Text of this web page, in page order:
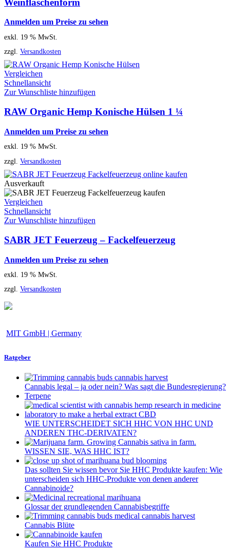
Anmelden um Preise zu sehen
exkl. 19 % MwSt.
zzgl. Versandkosten
Vergleichen
Schnellansicht
Zur Wunschliste hinzufügen
RAW Organic Hemp Konische Hülsen 1 ¼
Anmelden um Preise zu sehen
exkl. 19 % MwSt.
zzgl. Versandkosten
Ausverkauft
Vergleichen
Schnellansicht
Zur Wunschliste hinzufügen
SABR JET Feuerzeug – Fackelfeuerzeug
Anmelden um Preise zu sehen
exkl. 19 % MwSt.
zzgl. Versandkosten
MIT GmbH | Germany
Ratgeber
Cannabis legal – ja oder nein? Was sagt die Bundesregierung?
Terpene
WIE UNTERSCHEIDET SICH HHC VON HHC UND
ANDEREN THC-DERIVATEN?
WISSEN SIE, WAS HHC IST?
Das sollten Sie wissen bevor Sie HHC Produkte kaufen: Wie
unterscheiden sich HHC-Produkte von denen anderer
Cannabinoide?
Glossar der grundlegenden Cannabisbegriffe
Cannabis Blüte
Kaufen Sie HHC Produkte